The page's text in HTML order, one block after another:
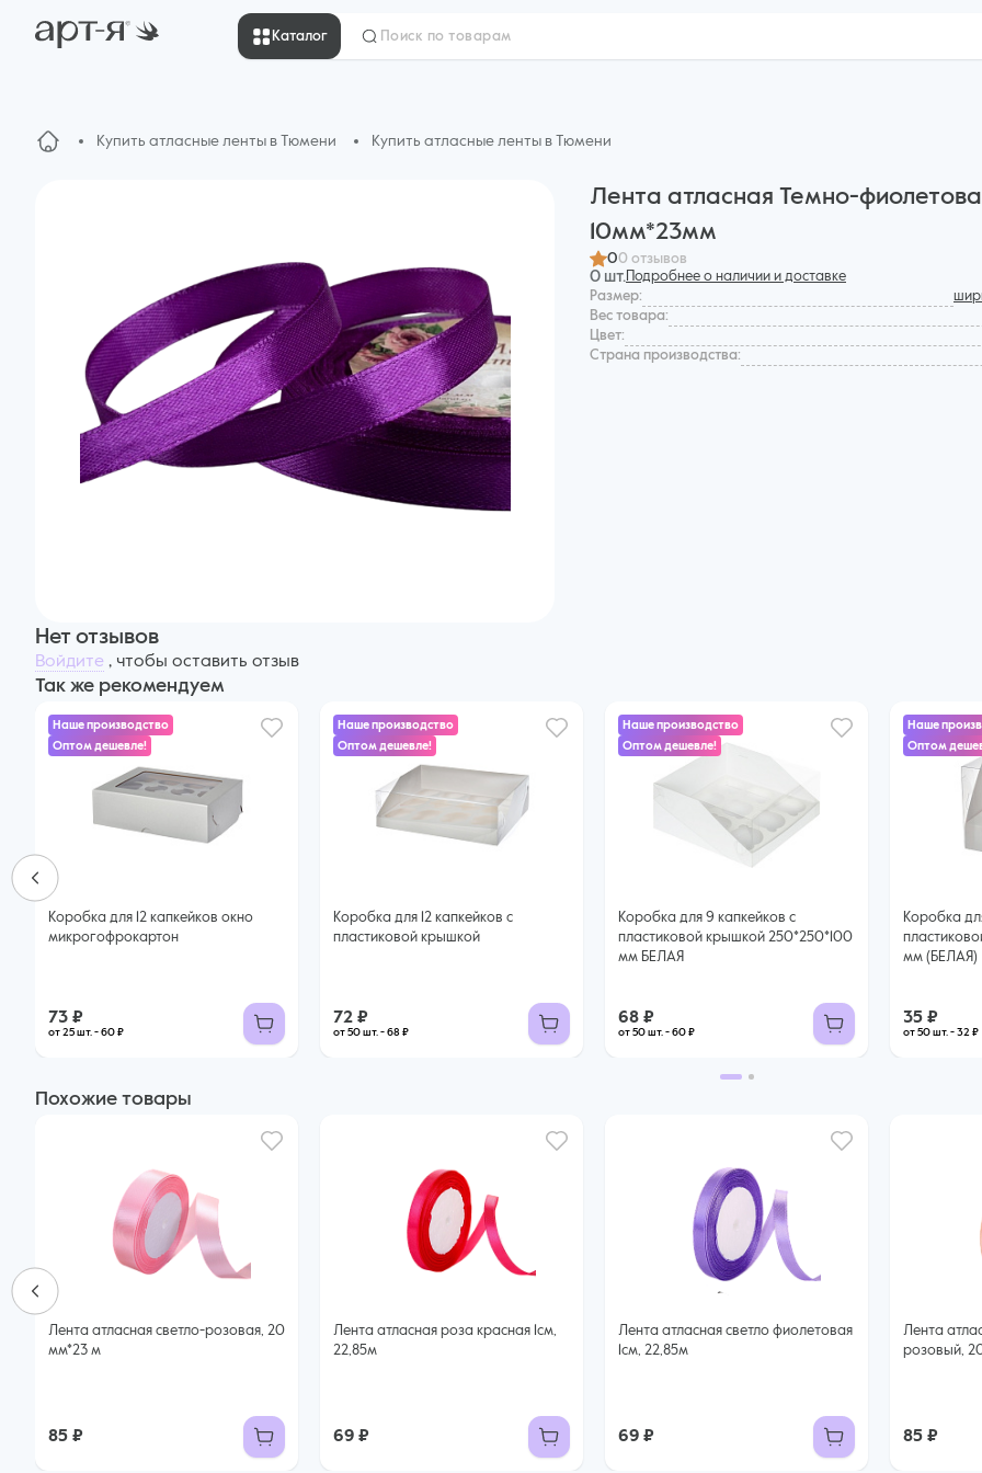
Каталог
Купить атласные ленты в Тюмени Купить атласные ленты в Тюмени
Лента атласная Темно-
10мм*23мм
00 отзывов
0 шт. Подробнее о наличии и доставке
Размер:
Вес товара:
Цвет:
Страна производства:
Нет отзывов
Войдите , чтобы оставить отзыв
Так же рекомендуем
Наше производство
Оптом дешевле!
Коробка для 12 капкейков окно
микрогофрокартон
73 ₽
от 25 шт. - 60 ₽
Наше производство
Оптом дешевле!
Коробка для 12 капкейков с
пластиковой крышкой
72 ₽
от 50 шт. - 68 ₽
Наше производство
Оптом дешевле!
Коробка для 9 капкейков с
пластиковой крышкой 250*250*100
мм БЕЛАЯ
68 ₽
от 50 шт. - 60 ₽
Наше
Оптом
Коробка
мм (БЕЛАЯ)
35 ₽
от 50 шт. - 32 ₽
Похожие товары
Лента атласная светло-розовая, 20
мм*23 м
85 ₽
Лента атласная роза красная 1см,
22,85м
69 ₽
Лента атласная светло фиолетовая
1см, 22,85м
69 ₽
Лента
розовый,
85 ₽